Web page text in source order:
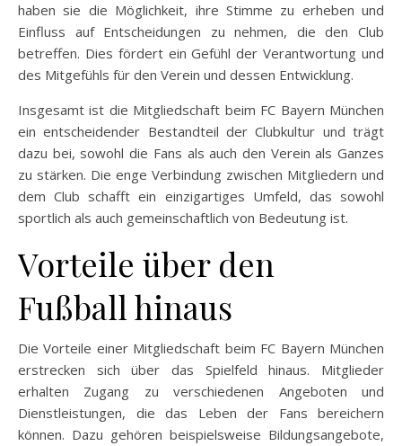
haben sie die Möglichkeit, ihre Stimme zu erheben und
Einfluss auf Entscheidungen zu nehmen, die den Club
betreffen. Dies fördert ein Gefühl der Verantwortung und
des Mitgefühls für den Verein und dessen Entwicklung.
Insgesamt ist die Mitgliedschaft beim FC Bayern München
ein entscheidender Bestandteil der Clubkultur und trägt
dazu bei, sowohl die Fans als auch den Verein als Ganzes
zu stärken. Die enge Verbindung zwischen Mitgliedern und
dem Club schafft ein einzigartiges Umfeld, das sowohl
sportlich als auch gemeinschaftlich von Bedeutung ist.
Vorteile über den
Fußball hinaus
Die Vorteile einer Mitgliedschaft beim FC Bayern München
erstrecken sich über das Spielfeld hinaus. Mitglieder
erhalten Zugang zu verschiedenen Angeboten und
Dienstleistungen, die das Leben der Fans bereichern
können. Dazu gehören beispielsweise Bildungsangebote,